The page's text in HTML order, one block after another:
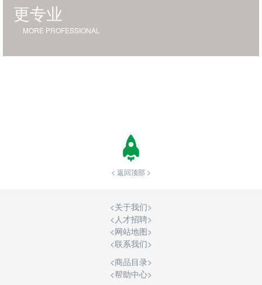
更专业
MORE PROFESSIONAL
< 返回顶部 >
<关于我们>
< 人才招聘>
<网站地图>
<联系我们>
<商品目录>
<帮助中心>